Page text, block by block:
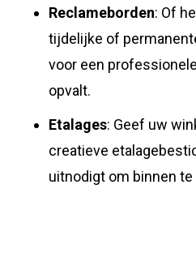
Reclameborden: Of
tijdelijke of
voor een
opvalt.
Etalages: Geef uw
creatieve
uitnodigt om binnen te